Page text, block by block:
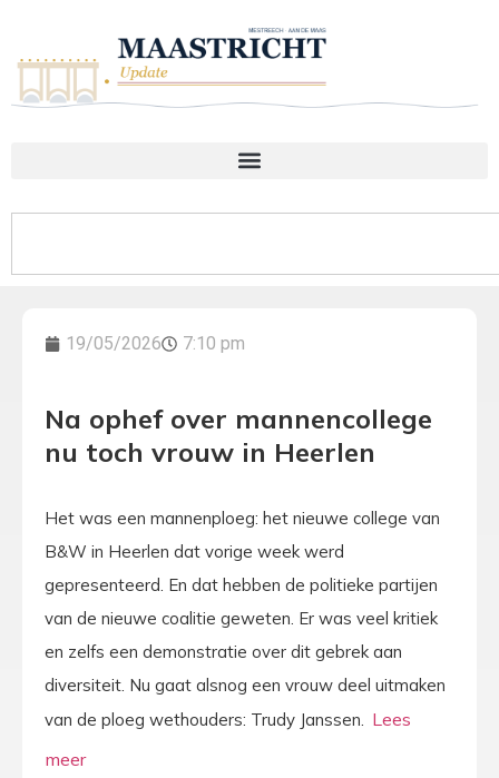
19/05/2026 7:10 pm
Na ophef over mannencollege
nu toch vrouw in Heerlen
Het was een mannenploeg: het nieuwe college van
B&W in Heerlen dat vorige week werd
gepresenteerd. En dat hebben de politieke partijen
van de nieuwe coalitie geweten. Er was veel kritiek
en zelfs een demonstratie over dit gebrek aan
diversiteit. Nu gaat alsnog een vrouw deel uitmaken
van de ploeg wethouders: Trudy Janssen.